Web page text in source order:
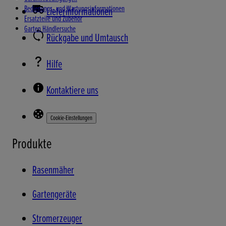
Bedienungs- und Wartungsinformationen
Ersatzteile und Zubehör
Garten Händlersuche
Lieferinformationen
Rückgabe und Umtausch
Hilfe
Kontaktiere uns
Cookie-Einstellungen
Produkte
Rasenmäher
Gartengeräte
Stromerzeuger